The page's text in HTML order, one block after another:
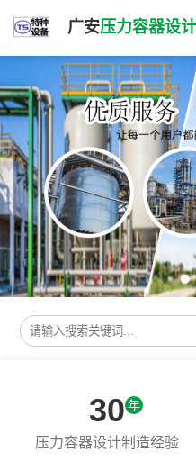
广安压力容器设
30年
压力容器设计制造经验